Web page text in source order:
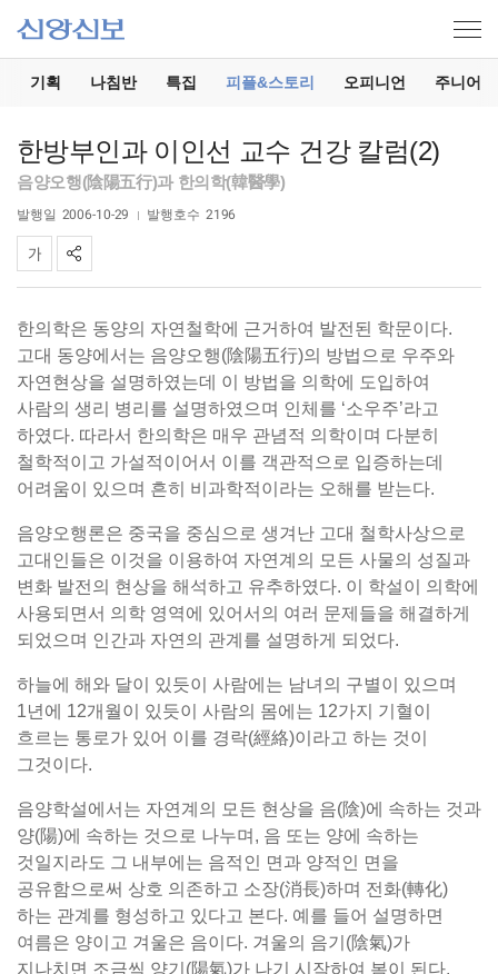
기획 나침반 특집 피플&스토리 오피니언 주니어
한방부인과 이인선 교수 건강 칼럼(2)
음양오행(陰陽五行)과 한의학(韓醫學)
발행일 2006-10-29 발행호수 2196
한의학은 동양의 자연철학에 근거하여 발전된 학문이다.
고대 동양에서는 음양오행(陰陽五行)의 방법으로 우주와
자연현상을 설명하였는데 이 방법을 의학에 도입하여
사람의 생리 병리를 설명하였으며 인체를 ‘소우주’라고
하였다. 따라서 한의학은 매우 관념적 의학이며 다분히
철학적이고 가설적이어서 이를 객관적으로 입증하는데
어려움이 있으며 흔히 비과학적이라는 오해를 받는다.
음양오행론은 중국을 중심으로 생겨난 고대 철학사상으로
고대인들은 이것을 이용하여 자연계의 모든 사물의 성질과
변화 발전의 현상을 해석하고 유추하였다. 이 학설이 의학에
사용되면서 의학 영역에 있어서의 여러 문제들을 해결하게
되었으며 인간과 자연의 관계를 설명하게 되었다.
하늘에 해와 달이 있듯이 사람에는 남녀의 구별이 있으며
1년에 12개월이 있듯이 사람의 몸에는 12가지 기혈이
흐르는 통로가 있어 이를 경락(經絡)이라고 하는 것이
그것이다.
음양학설에서는 자연계의 모든 현상을 음(陰)에 속하는 것과
양(陽)에 속하는 것으로 나누며, 음 또는 양에 속하는
것일지라도 그 내부에는 음적인 면과 양적인 면을
공유함으로써 상호 의존하고 소장(消長)하며 전화(轉化)
하는 관계를 형성하고 있다고 본다. 예를 들어 설명하면
여름은 양이고 겨울은 음이다. 겨울의 음기(陰氣)가
지나치면 조금씩 양기(陽氣)가 나기 시작하여 봄이 된다.